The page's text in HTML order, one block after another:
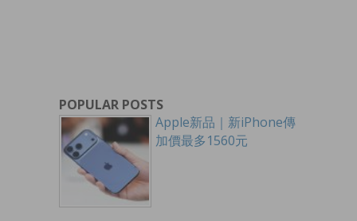
POPULAR POSTS
Apple新品｜新iPhone傳
加價最多1560元